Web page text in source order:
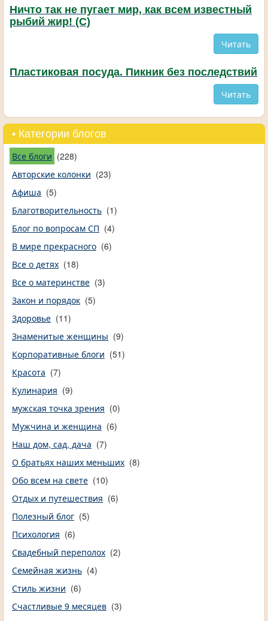
Ничто так не пугает мир, как всем известный
рыбий жир! (С)
Читать
Пластиковая посуда. Пикник без последствий
Читать
• Категории блогов
Все блоги (228)
Авторские колонки (23)
Афиша (5)
Благотворительность (1)
Блог по вопросам СП (4)
В мире прекрасного (6)
Все о детях (18)
Все о материнстве (3)
Закон и порядок (5)
Здоровье (11)
Знаменитые женщины (9)
Корпоративные блоги (51)
Красота (7)
Кулинария (9)
мужская точка зрения (0)
Мужчина и женщина (6)
Наш дом, сад, дача (7)
О братьях наших меньших (8)
Обо всем на свете (10)
Отдых и путешествия (6)
Полезный блог (5)
Психология (6)
Свадебный переполох (2)
Семейная жизнь (4)
Стиль жизни (6)
Счастливые 9 месяцев (3)